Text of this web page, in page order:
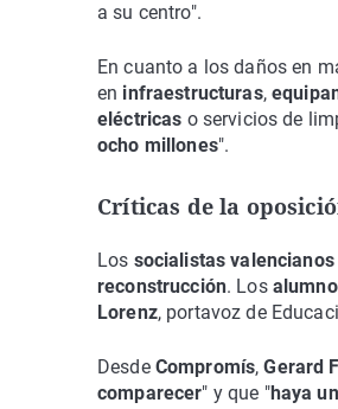
a su centro".
En cuanto a los daños en
en infraestructuras,
eléctricas o servicios de
ocho millones".
Críticas de la
Los socialistas valencianos
reconstrucción. Los
Lorenz, portavoz de
Desde Compromís,Gerard
comparecer" y que "haya